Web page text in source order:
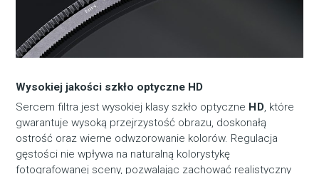
Wysokiej jakości szkło optyczne HD
Sercem filtra jest wysokiej klasy szkło optyczne HD, które
gwarantuje wysoką przejrzystość obrazu, doskonałą
ostrość oraz wierne odwzorowanie kolorów. Regulacja
gęstości nie wpływa na naturalną kolorystykę
fotografowanej sceny, pozwalając zachować realistyczny